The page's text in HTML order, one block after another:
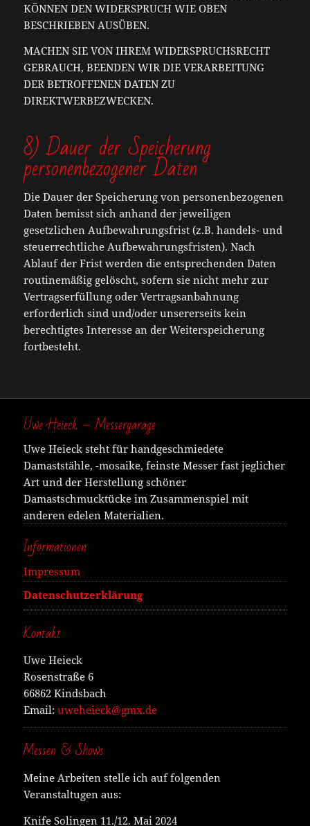
KÖNNEN DEN WIDERSPRUCH WIE OBEN
BESCHRIEBEN AUSÜBEN.
MACHEN SIE VON IHREM WIDERSPRUCHSRECHT
GEBRAUCH, BEENDEN WIR DIE VERARBEITUNG
DER BETROFFENEN DATEN ZU
DIREKTWERBEZWECKEN.
8) Dauer der Speicherung
personenbezogener Daten
Die Dauer der Speicherung von personenbezogenen
Daten bemisst sich anhand der jeweiligen
gesetzlichen Aufbewahrungsfrist (z.B. handels- und
steuerrechtliche Aufbewahrungsfristen). Nach
Ablauf der Frist werden die entsprechenden Daten
routinemäßig gelöscht, sofern sie nicht mehr zur
Vertragserfüllung oder Vertragsanbahnung
erforderlich sind und/oder unsererseits kein
berechtigtes Interesse an der Weiterspeicherung
fortbesteht.
Uwe Heieck – Messergarage
Uwe Heieck steht für handgeschmiedete
Damaststähle, -mosaike, feinste Messer fast jeglicher
Art und der Herstellung schöner
Damastschmucktücke im Zusammenspiel mit
anderen edelen Materialien.
Informationen
Impressum
Datenschutzerklärung
Kontakt
Uwe Heieck
Rosenstraße 6
66862 Kindsbach
Email: uweheieck@gmx.de
Messen & Shows
Meine Arbeiten stelle ich auf folgenden
Veranstaltugen aus:
Knife Solingen 11./12. Mai 2024